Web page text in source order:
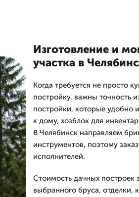
Изготовление и
участка в
Когда требуется не просто
постройку, важны точность
постройки, которые удобно
к дому, хозблок для
В Челябинск направляем
инструментов, поэтому
исполнителей.
Стоимость дачных построек
выбранного бруса, отделки,